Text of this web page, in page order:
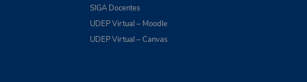
SIGA Docentes
UDEP Virtual – Moodle
UDEP Virtual – Canvas